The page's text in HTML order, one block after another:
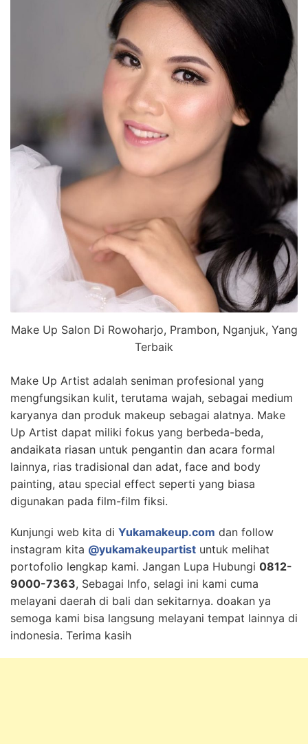
Make Up Salon Di Rowoharjo, Prambon, Nganjuk, Yang
Terbaik
Make Up Artist adalah seniman profesional yang
mengfungsikan kulit, terutama wajah, sebagai medium
karyanya dan produk makeup sebagai alatnya. Make
Up Artist dapat miliki fokus yang berbeda-beda,
andaikata riasan untuk pengantin dan acara formal
lainnya, rias tradisional dan adat, face and body
painting, atau special effect seperti yang biasa
digunakan pada film-film fiksi.
Kunjungi web kita di Yukamakeup.com dan follow
instagram kita @yukamakeupartist untuk melihat
portofolio lengkap kami. Jangan Lupa Hubungi 0812-
9000-7363, Sebagai Info, selagi ini kami cuma
melayani daerah di bali dan sekitarnya. doakan ya
semoga kami bisa langsung melayani tempat lainnya di
indonesia. Terima kasih